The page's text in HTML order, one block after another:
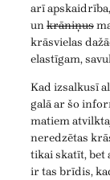
arī
unkrāniņus
krāsvielas
elastīgam,
Kad izsalkusī
galā ar šo
matiem
neredzētas
tikai skatīt, bet
ir tas brīdis,